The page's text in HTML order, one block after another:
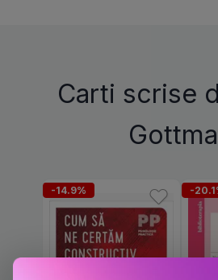
Carti scrise
-14.9% -